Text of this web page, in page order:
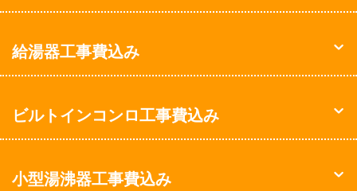
給湯器工事費込み
ビルトインコンロ工事費込み
小型湯沸器工事費込み